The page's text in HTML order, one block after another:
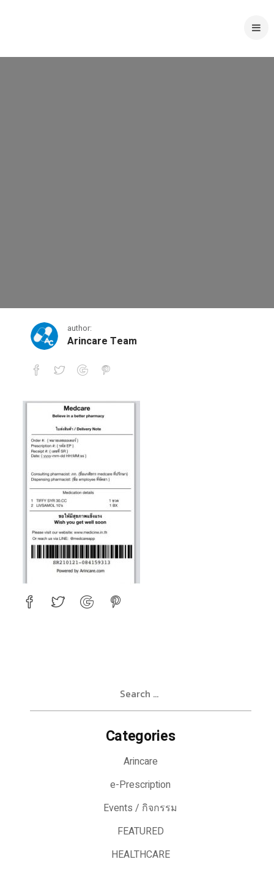
author:
Arincare Team
8
Categories
Arincare
e-Prescription
Events / กิจกรรม
FEATURED
HEALTHCARE